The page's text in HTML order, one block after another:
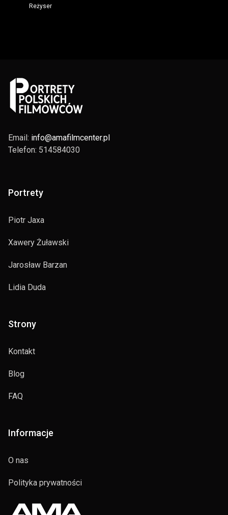
Reżyser
Email: info@amafilmcenter.pl
Telefon: 514584030
Portrety
Piotr Jaxa
Xawery Żuławski
Jarosław Barzan
Lidia Duda
Strony
Kontakt
Blog
FAQ
Informacje
O nas
Polityka prywatności